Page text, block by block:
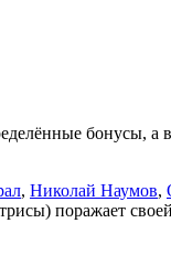
бонусы, а
, Николай Наумов,
поражает